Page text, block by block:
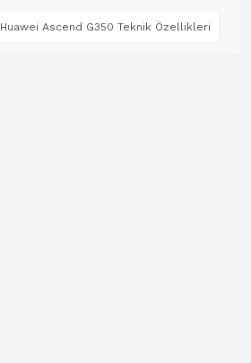
Huawei Ascend G350 Teknik Özellikleri